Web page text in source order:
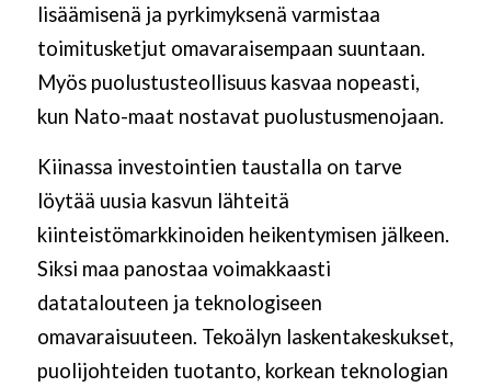
lisäämisenä ja pyrkimyksenä varmistaa
toimitusketjut omavaraisempaan suuntaan.
Myös puolustusteollisuus kasvaa nopeasti,
kun Nato-maat nostavat puolustusmenojaan.
Kiinassa investointien taustalla on tarve
löytää uusia kasvun lähteitä
kiinteistömarkkinoiden heikentymisen jälkeen.
Siksi maa panostaa voimakkaasti
datatalouteen ja teknologiseen
omavaraisuuteen. Tekoälyn laskentakeskukset,
puolijohteiden tuotanto, korkean teknologian